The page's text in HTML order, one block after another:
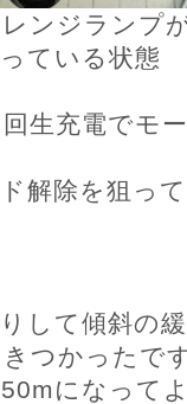
ンジランプ
ている状態
生充電でモ
解除を狙っ
して傾斜の
つかったです
になって